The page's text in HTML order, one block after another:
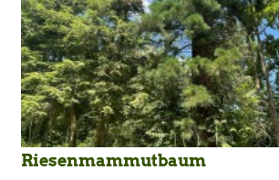
Riesenmammutbaum